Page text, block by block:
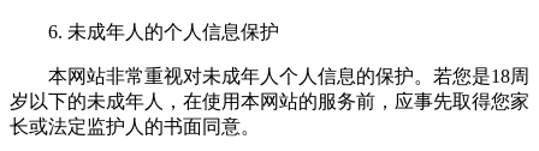
6. 未成年人的个人信息保护
本网站非常重视对未成年人个人信息的保护。若您是18周
岁以下的未成年人，在使用本网站的服务前，应事先取得您家
长或法定监护人的书面同意。